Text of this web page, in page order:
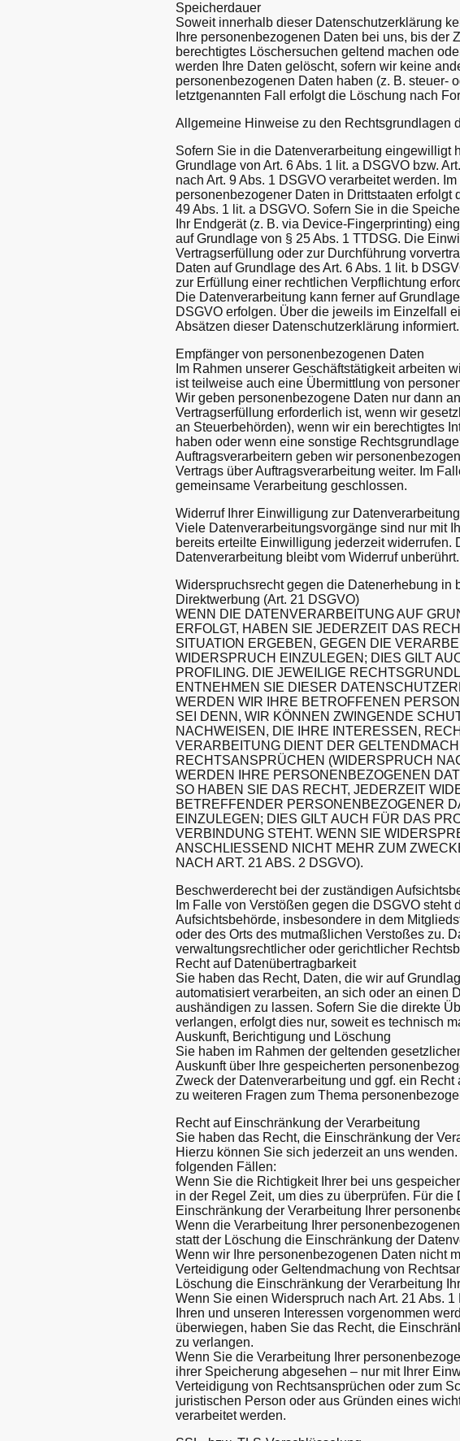
Speicherdauer
Soweit innerhalb dieser Datenschutzerklärung
Ihre personenbezogenen Daten bei uns, bis
berechtigtes Löschersuchen geltend machen
werden Ihre Daten gelöscht, sofern wir keine
personenbezogenen Daten haben (z. B. steuer-
letztgenannten Fall erfolgt die Löschung nach
Allgemeine Hinweise zu den Rechtsgrundlagen
Sofern Sie in die Datenverarbeitung eingewilligt
Grundlage von Art. 6 Abs. 1 lit. a DSGVO bzw.
nach Art. 9 Abs. 1 DSGVO verarbeitet werden.
personenbezogener Daten in Drittstaaten
49 Abs. 1 lit. a DSGVO. Sofern Sie in die
Ihr Endgerät (z. B. via Device-Fingerprinting)
auf Grundlage von § 25 Abs. 1 TTDSG. Die
Vertragserfüllung oder zur Durchführung
Daten auf Grundlage des Art. 6 Abs. 1 lit. b
zur Erfüllung einer rechtlichen Verpflichtung
Die Datenverarbeitung kann ferner auf
DSGVO erfolgen. Über die jeweils im Einzelfall
Absätzen dieser Datenschutzerklärung informiert.
Empfänger von personenbezogenen Daten
Im Rahmen unserer Geschäftstätigkeit arbeiten
ist teilweise auch eine Übermittlung von
Wir geben personenbezogene Daten nur dann
Vertragserfüllung erforderlich ist, wenn wir
an Steuerbehörden), wenn wir ein berechtigtes
haben oder wenn eine sonstige
Auftragsverarbeitern geben wir
Vertrags über Auftragsverarbeitung weiter. Im
gemeinsame Verarbeitung geschlossen.
Widerruf Ihrer Einwilligung zur Datenverarbeitung
Viele Datenverarbeitungsvorgänge sind nur mit
bereits erteilte Einwilligung jederzeit widerrufen.
Datenverarbeitung bleibt vom Widerruf unberührt.
Widerspruchsrecht gegen die Datenerhebung in
Direktwerbung (Art. 21 DSGVO)
WENN DIE DATENVERARBEITUNG AUF
ERFOLGT, HABEN SIE JEDERZEIT DAS
SITUATION ERGEBEN, GEGEN DIE
WIDERSPRUCH EINZULEGEN; DIES GILT
PROFILING. DIE JEWEILIGE
ENTNEHMEN SIE DIESER
WERDEN WIR IHRE BETROFFENEN
SEI DENN, WIR KÖNNEN ZWINGENDE
NACHWEISEN, DIE IHRE INTERESSEN,
VERARBEITUNG DIENT DER
RECHTSANSPRÜCHEN (WIDERSPRUCH
WERDEN IHRE PERSONENBEZOGENEN
SO HABEN SIE DAS RECHT, JEDERZEIT
BETREFFENDER PERSONENBEZOGENER
EINZULEGEN; DIES GILT AUCH FÜR DAS
VERBINDUNG STEHT. WENN SIE
ANSCHLIESSEND NICHT MEHR ZUM
NACH ART. 21 ABS. 2 DSGVO).
Beschwerderecht bei der zuständigen
Im Falle von Verstößen gegen die DSGVO
Aufsichtsbehörde, insbesondere in dem
oder des Orts des mutmaßlichen Verstoßes zu.
verwaltungsrechtlicher oder gerichtlicher
Recht auf Datenübertragbarkeit
Sie haben das Recht, Daten, die wir auf
automatisiert verarbeiten, an sich oder an einen
aushändigen zu lassen. Sofern Sie die direkte
verlangen, erfolgt dies nur, soweit es technisch
Auskunft, Berichtigung und Löschung
Sie haben im Rahmen der geltenden
Auskunft über Ihre gespeicherten
Zweck der Datenverarbeitung und ggf. ein
zu weiteren Fragen zum Thema
Recht auf Einschränkung der Verarbeitung
Sie haben das Recht, die Einschränkung der
Hierzu können Sie sich jederzeit an uns
folgenden Fällen:
Wenn Sie die Richtigkeit Ihrer bei uns
in der Regel Zeit, um dies zu überprüfen. Für
Einschränkung der Verarbeitung Ihrer
Wenn die Verarbeitung Ihrer
statt der Löschung die Einschränkung der
Wenn wir Ihre personenbezogenen Daten nicht
Verteidigung oder Geltendmachung von
Löschung die Einschränkung der Verarbeitung
Wenn Sie einen Widerspruch nach Art. 21 Abs.
Ihren und unseren Interessen vorgenommen
überwiegen, haben Sie das Recht, die
zu verlangen.
Wenn Sie die Verarbeitung Ihrer
ihrer Speicherung abgesehen – nur mit Ihrer
Verteidigung von Rechtsansprüchen oder zum
juristischen Person oder aus Gründen eines
verarbeitet werden.